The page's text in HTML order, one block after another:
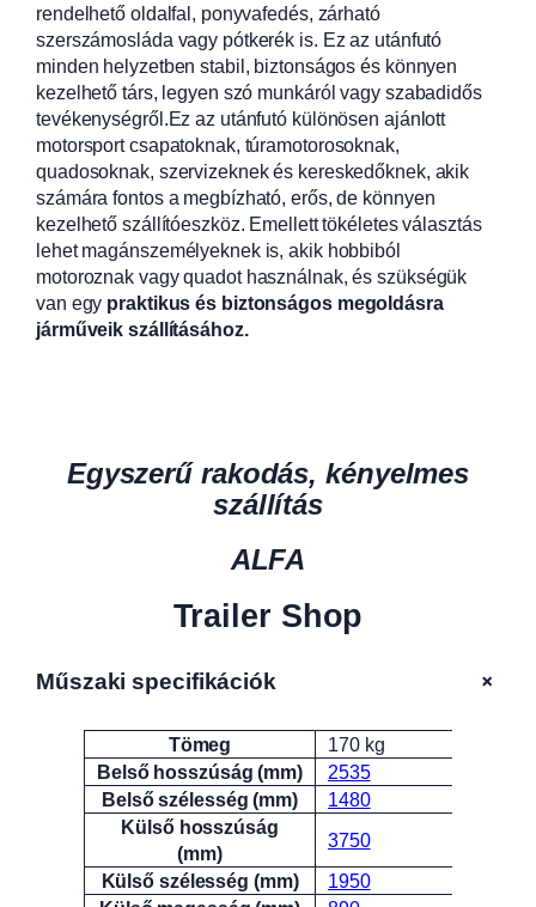
rendelhető oldalfal, ponyvafedés, zárható
szerszámosláda vagy pótkerék is. Ez az utánfutó
minden helyzetben stabil, biztonságos és könnyen
kezelhető társ, legyen szó munkáról vagy szabadidős
tevékenységről.Ez az utánfutó különösen ajánlott
motorsport csapatoknak, túramotorosoknak,
quadosoknak, szervizeknek és kereskedőknek, akik
számára fontos a megbízható, erős, de könnyen
kezelhető szállítóeszköz. Emellett tökéletes választás
lehet magánszemélyeknek is, akik hobbiból
motoroznak vagy quadot használnak, és szükségük
van egy praktikus és biztonságos megoldásra
járműveik szállításához.
Egyszerű rakodás, kényelmes
szállítás
ALFA
Trailer Shop
Műszaki specifikációk +
Attribútumok Érték
Tömeg
170 kg
Belső hosszúság (mm)
2535
Belső szélesség (mm)
1480
Külső hosszúság
(mm)
3750
Külső szélesség (mm)
1950